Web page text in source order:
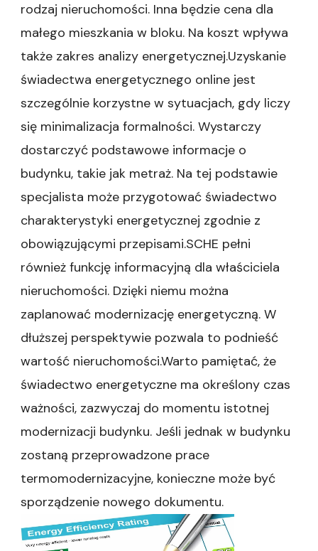
rodzaj nieruchomości. Inna będzie cena dla
małego mieszkania w bloku. Na koszt wpływa
także zakres analizy energetycznej.Uzyskanie
świadectwa energetycznego online jest
szczególnie korzystne w sytuacjach, gdy liczy
się minimalizacja formalności. Wystarczy
dostarczyć podstawowe informacje o
budynku, takie jak metraż. Na tej podstawie
specjalista może przygotować świadectwo
charakterystyki energetycznej zgodnie z
obowiązującymi przepisami.SCHE pełni
również funkcję informacyjną dla właściciela
nieruchomości. Dzięki niemu można
zaplanować modernizację energetyczną. W
dłuższej perspektywie pozwala to podnieść
wartość nieruchomości.Warto pamiętać, że
świadectwo energetyczne ma określony czas
ważności, zazwyczaj do momentu istotnej
modernizacji budynku. Jeśli jednak w budynku
zostaną przeprowadzone prace
termomodernizacyjne, konieczne może być
sporządzenie nowego dokumentu.